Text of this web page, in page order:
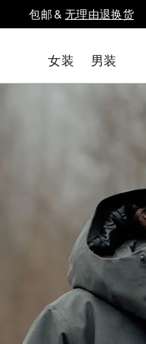
包邮 &无理由退换货
女装 男装